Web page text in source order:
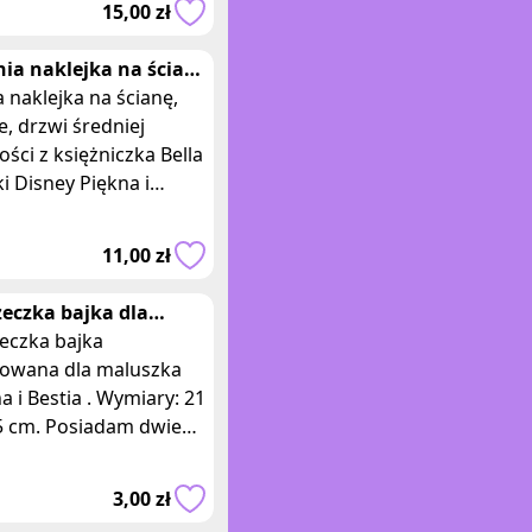
bajki anim
15,00 zł
naklejka na ścianę
z Piękna i Bestia
naklejka na ścianę,
drzwi średniej
z księżniczka Bella
Disney Piękna i
63 x 40 cm. Czy
11,00 zł
bajka dla
Piękna i Bestia
bajka
dla maluszka
i Bestia . Wymiary: 21
cm. Posiadam dwie
3,00 zł